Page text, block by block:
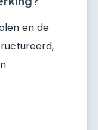
en de